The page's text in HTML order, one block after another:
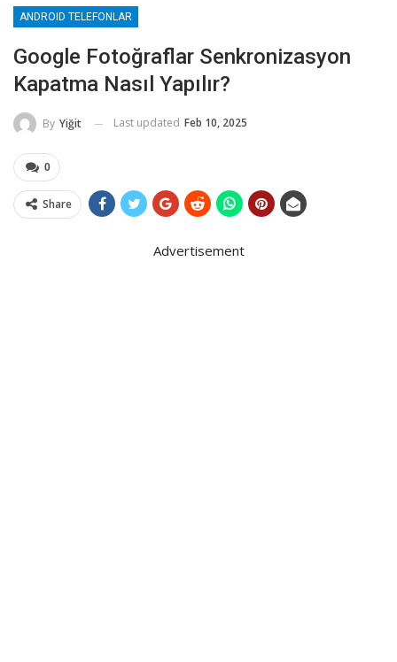
ANDROID TELEFONLAR
Google Fotoğraflar Senkronizasyon
Kapatma Nasıl Yapılır?
By Yiğit Last updated Feb 10, 2025
0
Share
Advertisement